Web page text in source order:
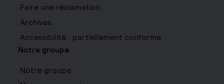
Faire une réclamation
Archives
Accessibilité : partiellement conforme
Notre groupe
Notre groupe